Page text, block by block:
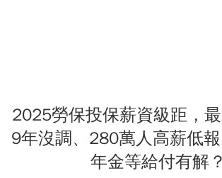
2025勞保投保薪資級距，
9年沒調、280萬人高薪低
年金等給付有解？